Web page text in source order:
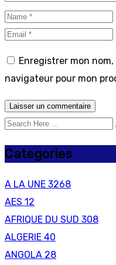
Enregistrer mon
navigateur pour mon
Categories
A LA UNE 3268
AES 12
AFRIQUE DU SUD 308
ALGERIE 40
ANGOLA 28